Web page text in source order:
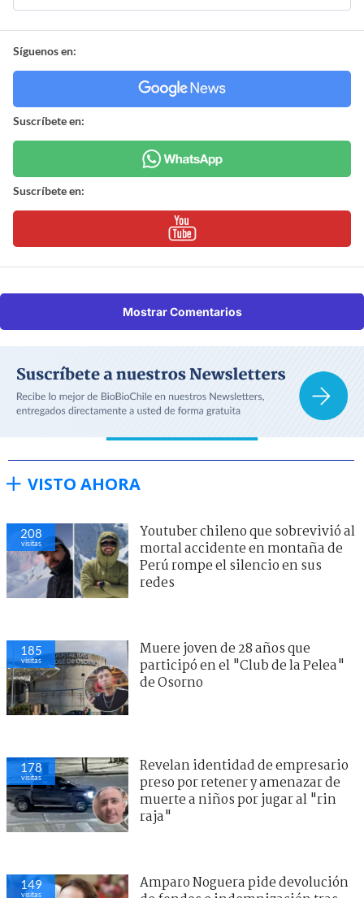
Síguenos en:
Suscríbete en:
Suscríbete en:
Mostrar Comentarios
VISTO AHORA
208
visitas
Youtuber chileno que sobrevivió al
mortal accidente en montaña de
Perú rompe el silencio en sus
redes
185
visitas
Muere joven de 28 años que
participó en el "Club de la Pelea"
de Osorno
178
visitas
Revelan identidad de empresario
preso por retener y amenazar de
muerte a niños por jugar al "rin
raja"
149
visitas
Amparo Noguera pide devolución